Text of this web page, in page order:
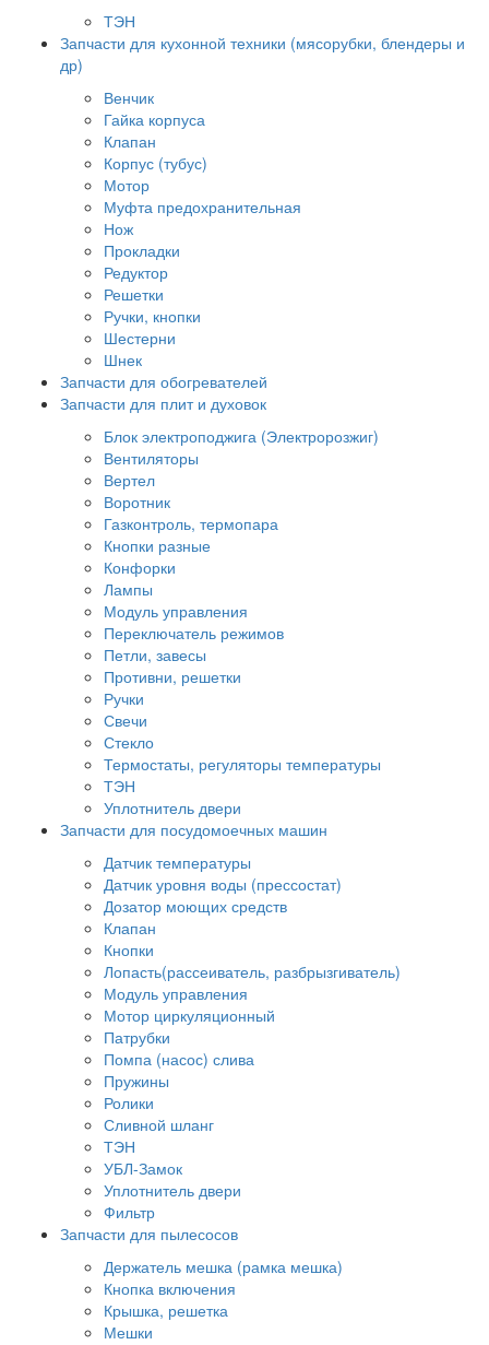
ТЭН
Запчасти для кухонной техники (мясорубки, блендеры и
др)
Венчик
Гайка корпуса
Клапан
Корпус (тубус)
Мотор
Муфта предохранительная
Нож
Прокладки
Редуктор
Решетки
Ручки, кнопки
Шестерни
Шнек
Запчасти для обогревателей
Запчасти для плит и духовок
Блок электроподжига (Электророзжиг)
Вентиляторы
Вертел
Воротник
Газконтроль, термопара
Кнопки разные
Конфорки
Лампы
Модуль управления
Переключатель режимов
Петли, завесы
Противни, решетки
Ручки
Свечи
Стекло
Термостаты, регуляторы температуры
ТЭН
Уплотнитель двери
Запчасти для посудомоечных машин
Датчик температуры
Датчик уровня воды (прессостат)
Дозатор моющих средств
Клапан
Кнопки
Лопасть(рассеиватель, разбрызгиватель)
Модуль управления
Мотор циркуляционный
Патрубки
Помпа (насос) слива
Пружины
Ролики
Сливной шланг
ТЭН
УБЛ-Замок
Уплотнитель двери
Фильтр
Запчасти для пылесосов
Держатель мешка (рамка мешка)
Кнопка включения
Крышка, решетка
Мешки